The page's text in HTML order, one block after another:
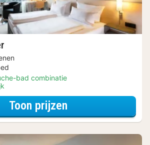
bad combinatie
Toon prijzenvoor De stad is